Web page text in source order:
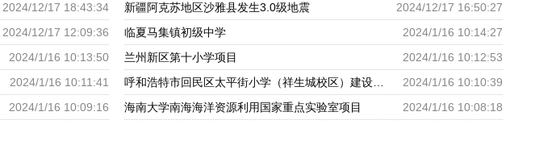
2024/12/17 18:43:34 新疆阿克苏地区沙雅县发生3.0级地震
2024/12/17 16:50:27
2024/12/17 12:09:36 临夏马集镇初级中学
2024/1/16 10:14:27
2024/1/16 10:13:50 兰州新区第十小学项目
2024/1/16 10:12:53
2024/1/16 10:11:41
2024/1/16 10:10:39
2024/1/16 10:09:16 海南大学南海海洋资源利用国家重点实验室项目 2024/1/16 10:08:18